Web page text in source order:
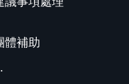
體補助